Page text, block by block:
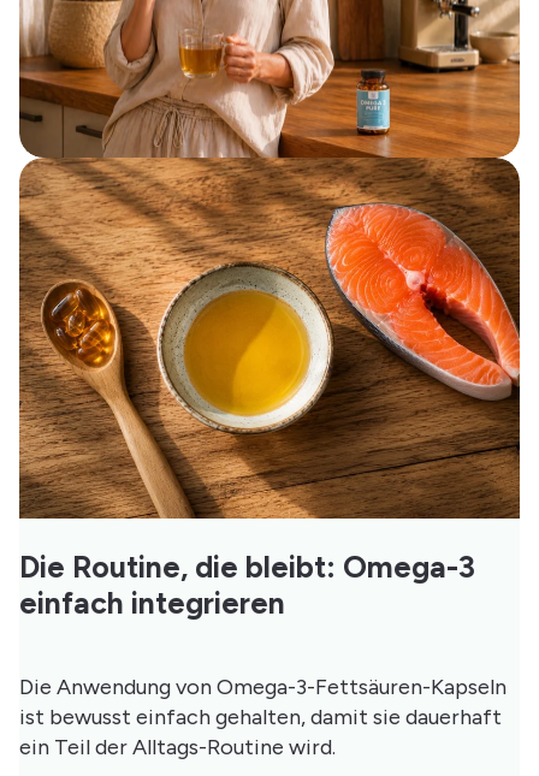
Die Routine, die bleibt: Omega-3
einfach integrieren
Die Anwendung von Omega-3-Fettsäuren-Kapseln
ist bewusst einfach gehalten, damit sie dauerhaft
ein Teil der Alltags-Routine wird.